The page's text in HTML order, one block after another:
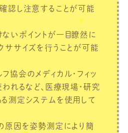
認し注意することが可能
いポイントが一目瞭然に
ササイズを行うことが可能
協会のメディカル・フィッ
われるなど、医療現場・研究
測定システムを使用して
原因を姿勢測定により簡